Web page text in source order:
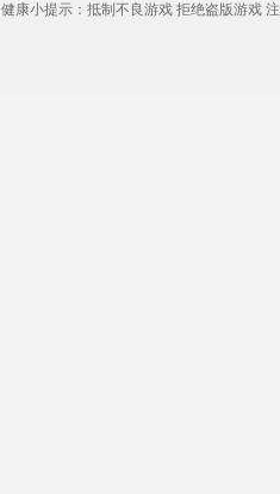
健康小提示：抵制不良游戏 拒绝盗版游戏